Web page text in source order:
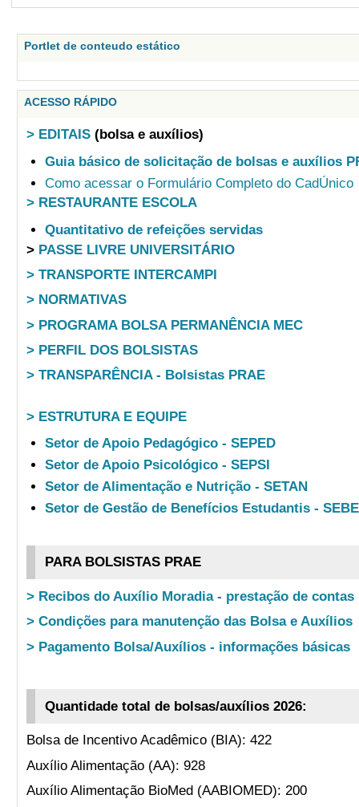
Portlet de conteudo estático
ACESSO RÁPIDO
> EDITAIS (bolsa e auxílios)
Guia básico de solicitação de bolsas e auxílios
Como acessar o Formulário Completo do CadÚnico
> RESTAURANTE ESCOLA
Quantitativo de refeições servidas
> PASSE LIVRE UNIVERSITÁRIO
> TRANSPORTE INTERCAMPI
> NORMATIVAS
> PROGRAMA BOLSA PERMANÊNCIA MEC
> PERFIL DOS BOLSISTAS
> TRANSPARÊNCIA - Bolsistas PRAE
> ESTRUTURA E EQUIPE
Setor de Apoio Pedagógico - SEPED
Setor de Apoio Psicológico - SEPSI
Setor de Alimentação e Nutrição - SETAN
Setor de Gestão de Benefícios Estudantis -
PARA BOLSISTAS PRAE
> Recibos do Auxílio Moradia - prestação de contas
> Condições para manutenção das Bolsa e Auxílios
> Pagamento Bolsa/Auxílios - informações básicas
Quantidade total de bolsas/auxílios 2026:
Bolsa de Incentivo Acadêmico (BIA): 422
Auxílio Alimentação (AA): 928
Auxílio Alimentação BioMed (AABIOMED): 200